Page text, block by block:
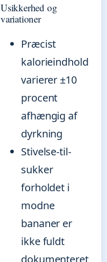
Usikkerhed og
variationer
Præcist
kalorieindhold
varierer ±10
procent
afhængig af
dyrkning
Stivelse-til-
sukker
forholdet i
modne
bananer er
ikke fuldt
dokumenteret